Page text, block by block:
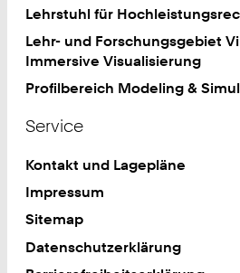
Lehrstuhl für
Lehr- und Forschungsgebiet
Immersive Visualisierung
Profilbereich Modeling &
Service
Kontakt und Lagepläne
Impressum
Sitemap
Datenschutzerklärung